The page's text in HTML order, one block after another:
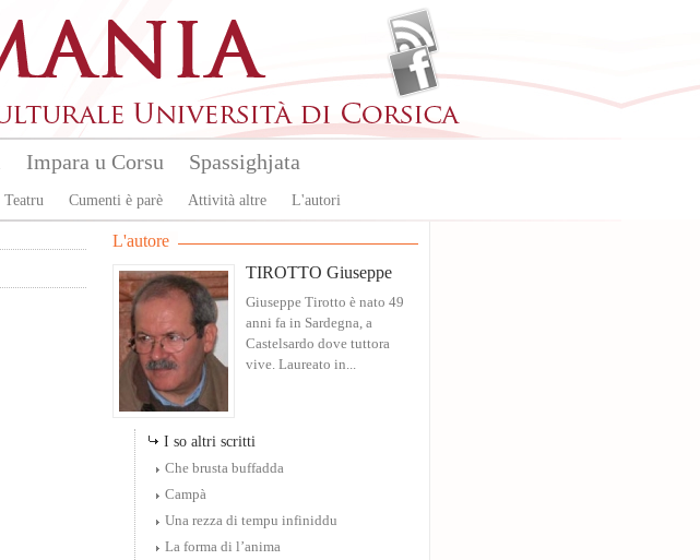
Teatru Cumenti è parè Attività altre L'autori
Impara u Corsu Spassighjata
L'autore
TIROTTO Giuseppe
Giuseppe Tirotto è nato 49
anni fa in Sardegna, a
Castelsardo dove tuttora
vive. Laureato in...
I so altri scritti
Che brusta buffadda
Campà
Una rezza di tempu infiniddu
La forma di l’anima